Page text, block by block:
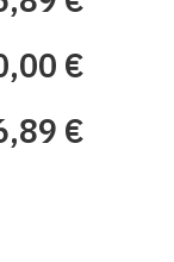
€ 0,00
€ 6,89